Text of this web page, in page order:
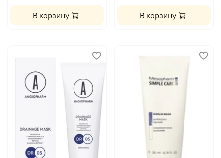
В корзину В корзину